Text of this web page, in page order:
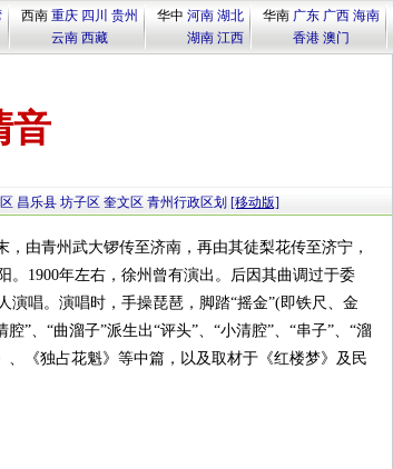
西南 重庆 四川 贵州
云南 西藏
华中 河南 湖北
湖南 江西
华南 广东 广西 海南
香港 澳门
音
昌乐县 坊子区 奎文区 青州行政区划 [移动版]
，由青州武大锣传至济南，再由其徒梨花传至济宁，
1900年左右，徐州曾有演出。后因其曲调过于委
唱。演唱时，手操琵琶，脚踏“摇金”(即铁尺、金
”、“曲溜子”派生出“评头”、“小清腔”、“串子”、“溜
、《独占花魁》等中篇，以及取材于《红楼梦》及民